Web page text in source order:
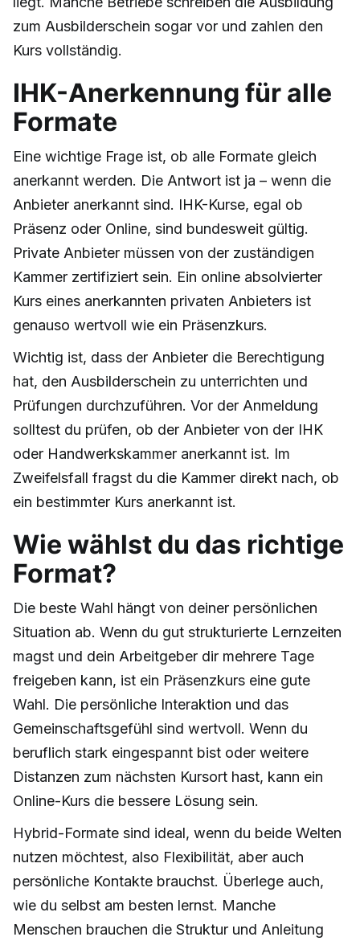
zum Ausbilderschein sogar vor und zahlen den
Kurs vollständig.
IHK-Anerkennung für alle
Formate
Eine wichtige Frage ist, ob alle Formate gleich
anerkannt werden. Die Antwort ist ja – wenn die
Anbieter anerkannt sind. IHK-Kurse, egal ob
Präsenz oder Online, sind bundesweit gültig.
Private Anbieter müssen von der zuständigen
Kammer zertifiziert sein. Ein online absolvierter
Kurs eines anerkannten privaten Anbieters ist
genauso wertvoll wie ein Präsenzkurs.
Wichtig ist, dass der Anbieter die Berechtigung
hat, den Ausbilderschein zu unterrichten und
Prüfungen durchzuführen. Vor der Anmeldung
solltest du prüfen, ob der Anbieter von der IHK
oder Handwerkskammer anerkannt ist. Im
Zweifelsfall fragst du die Kammer direkt nach, ob
ein bestimmter Kurs anerkannt ist.
Wie wählst du das richtige
Format?
Die beste Wahl hängt von deiner persönlichen
Situation ab. Wenn du gut strukturierte Lernzeiten
magst und dein Arbeitgeber dir mehrere Tage
freigeben kann, ist ein Präsenzkurs eine gute
Wahl. Die persönliche Interaktion und das
Gemeinschaftsgefühl sind wertvoll. Wenn du
beruflich stark eingespannt bist oder weitere
Distanzen zum nächsten Kursort hast, kann ein
Online-Kurs die bessere Lösung sein.
Hybrid-Formate sind ideal, wenn du beide Welten
nutzen möchtest, also Flexibilität, aber auch
persönliche Kontakte brauchst. Überlege auch,
wie du selbst am besten lernst. Manche
Menschen brauchen die Struktur und Anleitung